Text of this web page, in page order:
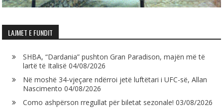
LAJMET E FUNDIT
SHBA, “Dardania” pushton Gran Paradison, majën më të
lartë të Italisë 04/08/2026
Në moshë 34-vjeçare ndërroi jetë luftëtari i UFC-së, Allan
Nascimento 04/08/2026
Como ashpërson rregullat për biletat sezonale! 03/08/2026